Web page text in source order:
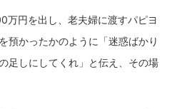
万円を出し、老夫婦に渡すパピヨ
預かったかのように「迷惑ばかり
足しにしてくれ」と伝え、その場